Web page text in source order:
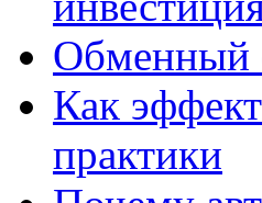
Обменный
Как
практики